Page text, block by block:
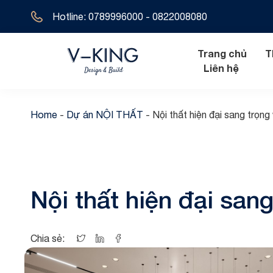
Hotline: 0789996000 - 0822008080
Trang chủ
Biệt thự cổ
Biệt thự 2 tầng
Nội thất cổ điển
Liên hệ
Home - Dự án NỘI THẤT - Nội thất hiện đại sang
Nội thất hiện đại
Chia sẻ: